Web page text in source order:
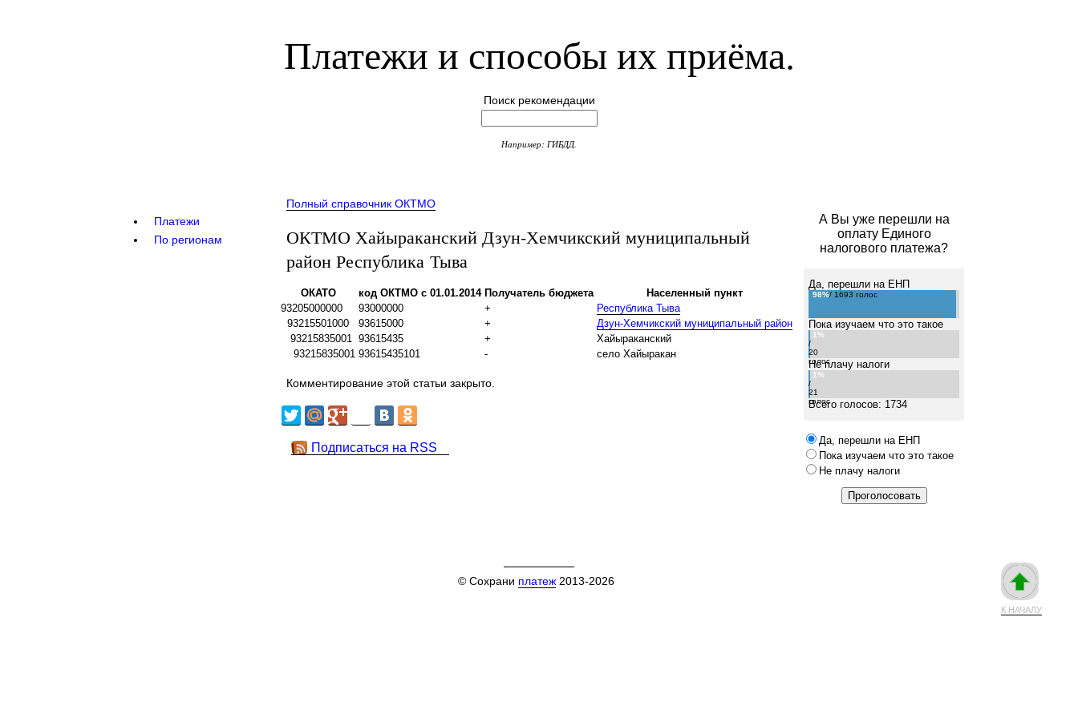
Платежи и способы их приёма.
Поиск рекомендации
Например: ГИБДД.
Платежи
По регионам
А Вы уже перешли на
оплату Единого
налогового платежа?
Да, перешли на ЕНП
98%/ 1693 голос
Пока изучаем что это такое
1%
/
20
голос
Не плачу налоги
1%
/
21
голос
Всего голосов: 1734
Да, перешли на ЕНП
Пока изучаем что это такое
Не плачу налоги
Полный справочник ОКТМО
ОКТМО Хайыраканский Дзун-Хемчикский муниципальный
район Республика Тыва
ОКАТО код ОКТМО с 01.01.2014 Получатель бюджета
Населенный пункт
93205000000
93000000 +
Республика Тыва
93215501000
93615000 +
Дзун-Хемчикский муниципальный район
93215835001 93615435 +
Хайыраканский
93215835001 93615435101 - село Хайыракан
Комментирование этой статьи закрыто.
Подписаться на RSS
К НАЧАЛУ
© Сохрани платеж2013-2026